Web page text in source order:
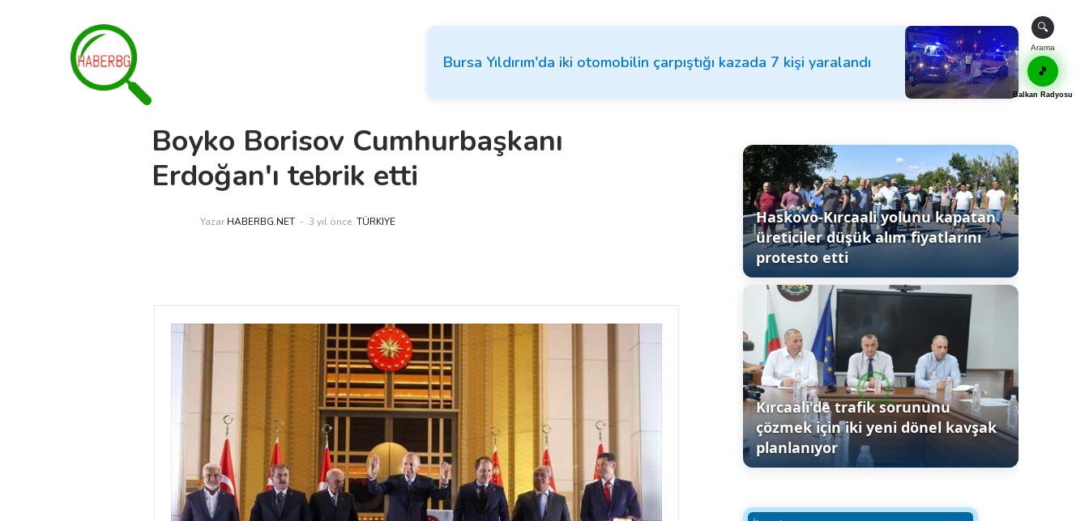
Bursa Yıldırım'da iki otomobilin çarpıştığı kazada 7 kişi yaralandı
Boyko Borisov Cumhurbaşkanı
Erdoğan'ı tebrik etti
Yazar HABERBG.NET 3 yıl önce TÜRKIYE
Haskovo-Kırcaali yolunu kapatan
üreticiler düşük alım fiyatlarını
protesto etti
Kırcaali'de trafik sorununu
çözmek için iki yeni dönel kavşak
planlanıyor
🔍
Arama
🎵
Balkan Radyosu